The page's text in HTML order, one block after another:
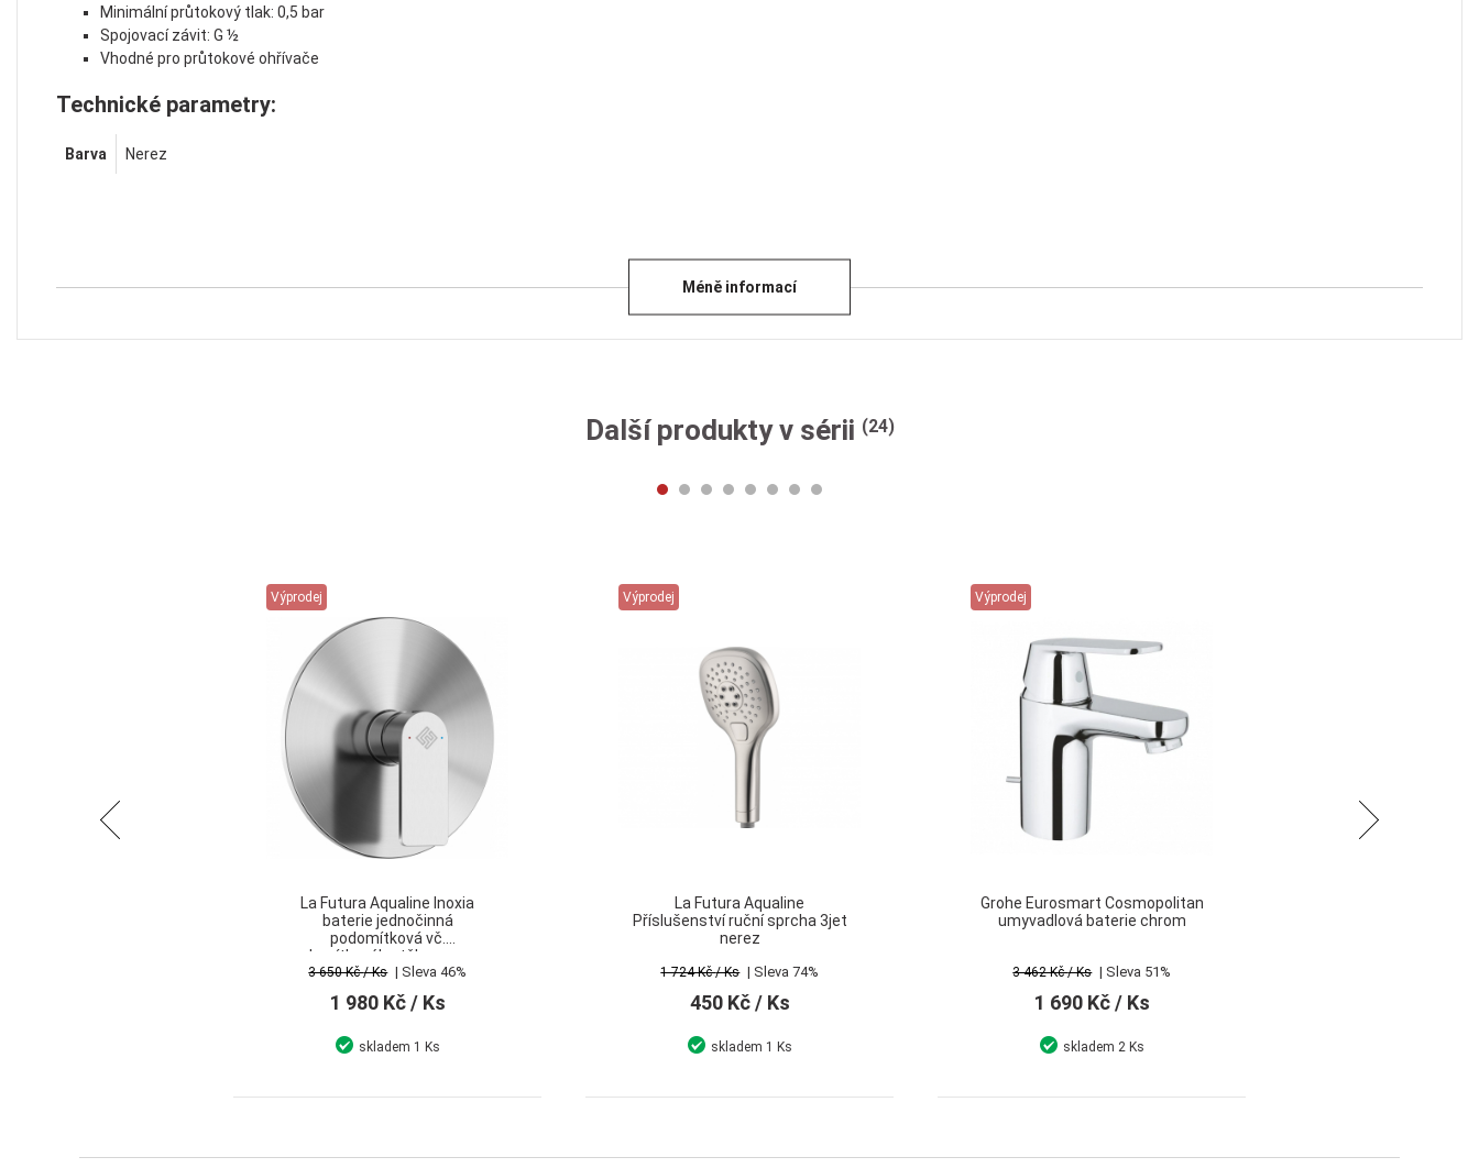
Minimální průtokový tlak: 0,5 bar
Spojovací závit: G ½
Vhodné pro průtokové ohřívače
Technické parametry:
Barva Nerez
Méně informací
Další produkty v sérii (24)
Výprodej
La Futura Aqualine Inoxia
baterie jednočinná
podomítková vč.
podomítkového tělesa nerez
3 650 Kč/ Ks | Sleva 46%
1 980 Kč/ Ks
skladem 1 Ks
Výprodej
La Futura Aqualine
Příslušenství ruční sprcha 3jet
nerez
1 724 Kč/ Ks | Sleva 74%
450 Kč/ Ks
skladem 1 Ks
Výprodej
Grohe Eurosmart Cosmopolitan
umyvadlová baterie chrom
3 462 Kč/ Ks | Sleva 51%
1 690 Kč/ Ks
skladem 2 Ks